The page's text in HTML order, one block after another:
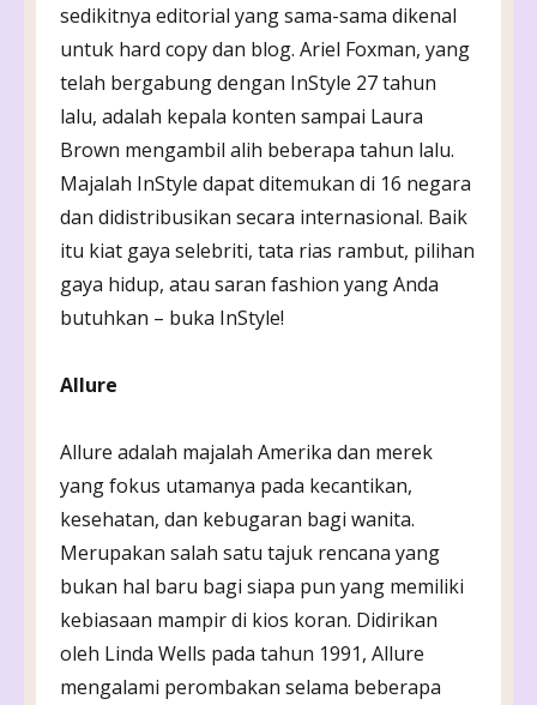
sedikitnya editorial yang sama-sama dikenal
untuk hard copy dan blog. Ariel Foxman, yang
telah bergabung dengan InStyle 27 tahun
lalu, adalah kepala konten sampai Laura
Brown mengambil alih beberapa tahun lalu.
Majalah InStyle dapat ditemukan di 16 negara
dan didistribusikan secara internasional. Baik
itu kiat gaya selebriti, tata rias rambut, pilihan
gaya hidup, atau saran fashion yang Anda
butuhkan – buka InStyle!
Allure
Allure adalah majalah Amerika dan merek
yang fokus utamanya pada kecantikan,
kesehatan, dan kebugaran bagi wanita.
Merupakan salah satu tajuk rencana yang
bukan hal baru bagi siapa pun yang memiliki
kebiasaan mampir di kios koran. Didirikan
oleh Linda Wells pada tahun 1991, Allure
mengalami perombakan selama beberapa